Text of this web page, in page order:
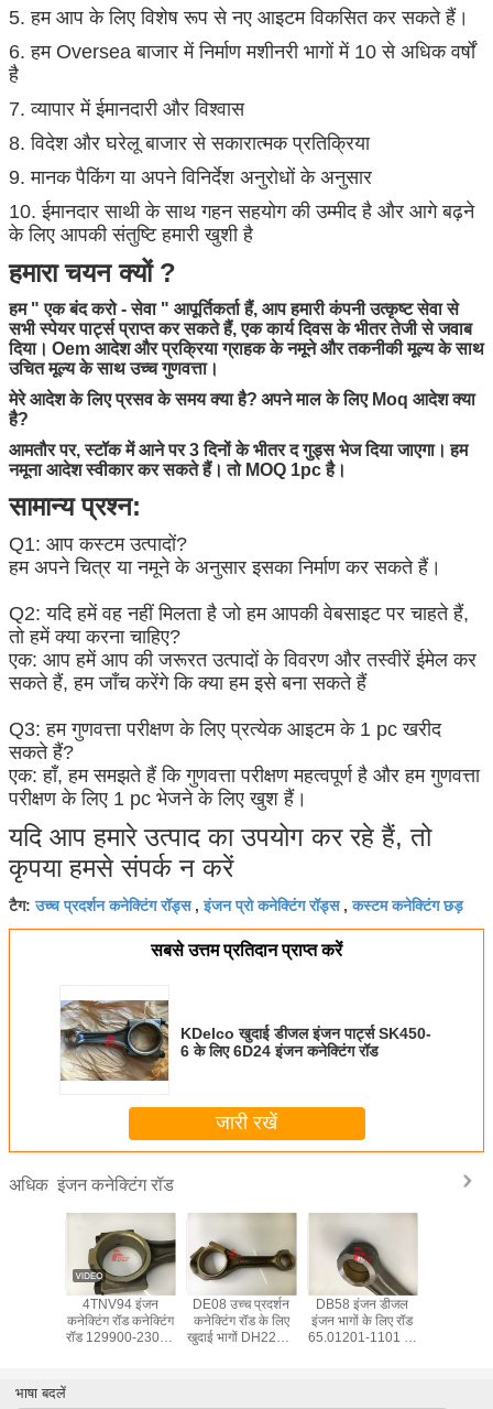
5. हम आप के लिए विशेष रूप से नए आइटम विकसित कर सकते हैं।
6. हम Oversea बाजार में निर्माण मशीनरी भागों में 10 से अधिक वर्षों
है
7. व्यापार में ईमानदारी और विश्वास
8. विदेश और घरेलू बाजार से सकारात्मक प्रतिक्रिया
9. मानक पैकिंग या अपने विनिर्देश अनुरोधों के अनुसार
10. ईमानदार साथी के साथ गहन सहयोग की उम्मीद है और आगे बढ़ने
के लिए आपकी संतुष्टि हमारी खुशी है
हमारा चयन क्यों ?
हम " एक बंद करो - सेवा " आपूर्तिकर्ता हैं, आप हमारी कंपनी उत्कृष्ट सेवा से
सभी स्पेयर पार्ट्स प्राप्त कर सकते हैं, एक कार्य दिवस के भीतर तेजी से जवाब
दिया। Oem आदेश और प्रक्रिया ग्राहक के नमूने और तकनीकी मूल्य के साथ
उचित मूल्य के साथ उच्च गुणवत्ता।
मेरे आदेश के लिए प्रसव के समय क्या है? अपने माल के लिए Moq आदेश क्या
है?
आमतौर पर, स्टॉक में आने पर 3 दिनों के भीतर द गुड्स भेज दिया जाएगा। हम
नमूना आदेश स्वीकार कर सकते हैं। तो MOQ 1pc है।
सामान्य प्रश्न:
Q1: आप कस्टम उत्पादों?
हम अपने चित्र या नमूने के अनुसार इसका निर्माण कर सकते हैं।
Q2: यदि हमें वह नहीं मिलता है जो हम आपकी वेबसाइट पर चाहते हैं,
तो हमें क्या करना चाहिए?
एक: आप हमें आप की जरूरत उत्पादों के विवरण और तस्वीरें ईमेल कर
सकते हैं, हम जाँच करेंगे कि क्या हम इसे बना सकते हैं
Q3: हम गुणवत्ता परीक्षण के लिए प्रत्येक आइटम के 1 pc खरीद
सकते हैं?
एक: हाँ, हम समझते हैं कि गुणवत्ता परीक्षण महत्वपूर्ण है और हम गुणवत्ता
परीक्षण के लिए 1 pc भेजने के लिए खुश हैं।
यदि आप हमारे उत्पाद का उपयोग कर रहे हैं, तो
कृपया हमसे संपर्क न करें
टैग:उच्च प्रदर्शन कनेक्टिंग रॉड्स,इंजन प्रो कनेक्टिंग रॉड्स,कस्टम कनेक्टिंग छड़
सबसे उत्तम प्रतिदान प्राप्त करें
KDelco खुदाई डीजल इंजन पार्ट्स SK450-
6 के लिए 6D24 इंजन कनेक्टिंग रॉड
जारी रखें
अधिक इंजन कनेक्टिंग रॉड
4TNV94 इंजन
कनेक्टिंग रॉड कनेक्टिंग
रॉड 129900-23000
DE08 उच्च प्रदर्शन
कनेक्टिंग रॉड के लिए
खुदाई भागों DH220-3
DB58 इंजन डीजल
इंजन भागों के लिए रॉड
65.01201-1101 को
भाषा बदलें